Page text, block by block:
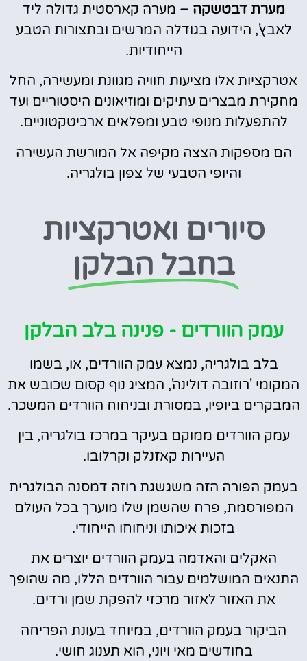
מערת דבטשקה – מערה קארסטית גדולה ליד
לאבץ', הידועה בגודלה המרשים ובתצורות הטבע
הייחודיות.
אטרקציות אלו מציעות חוויה מגוונת ומעשירה, החל
מחקירת מבצרים עתיקים ומוזיאונים היסטוריים ועד
להתפעלות מנופי טבע ומפלאים ארכיטקטוניים.
הם מספקות הצצה מקיפה אל המורשת העשירה
והיופי הטבעי של צפון בולגריה.
סיורים ואטרקציות
בחבל הבלקן
עמק הוורדים - פנינה בלב הבלקן
בלב בולגריה, נמצא עמק הוורדים, או, בשמו
המקומי 'רוזובה דולינה', המציג נוף קסום שכובש את
המבקרים ביופיו, במסורת ובניחוח הוורדים המשכר.
עמק הוורדים ממוקם בעיקר במרכז בולגריה, בין
העיירות קאזנלק וקרלובו.
בעמק הפורה הזה משגשגת רוזה דמסנה הבולגרית
המפורסמת, פרח שהשמן שלו מוערך בכל העולם
בזכות איכותו וניחוחו הייחודי.
האקלים והאדמה בעמק הוורדים יוצרים את
התנאים המושלמים עבור הוורדים הללו, מה שהופך
את האזור לאזור מרכזי להפקת שמן ורדים.
הביקור בעמק הוורדים, במיוחד בעונת הפריחה
בחודשים מאי ויוני, הוא תענוג חושי.